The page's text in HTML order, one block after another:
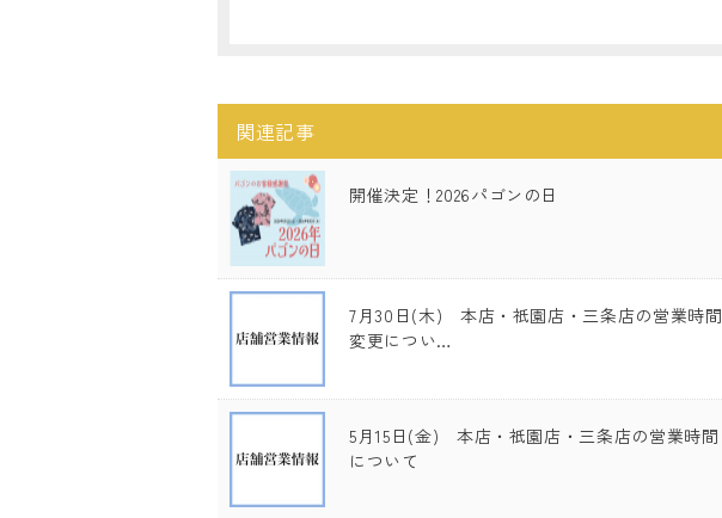
関連記事
開催決定！2026パゴンの日
7月30日(木) 本店・祇園店・三条店の営業時間
変更につい…
5月15日(金) 本店・祇園店・三条店の営業時間
について